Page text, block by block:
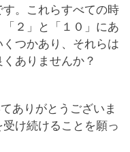
。これらすべての時
２」と「１０」にあ
つかあり、それらは
ありませんか？
ありがとうございま
け続けることを願っ